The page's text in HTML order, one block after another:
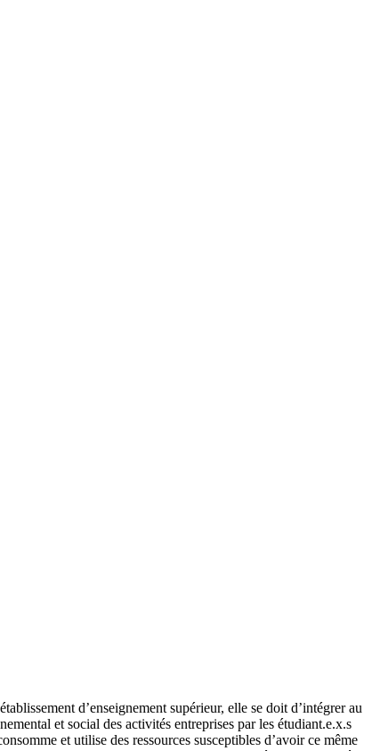
d’enseignement supérieur, elle se doit d’intégrer au
et social des activités entreprises par les étudiant.e.x.s
et utilise des ressources susceptibles d’avoir ce même